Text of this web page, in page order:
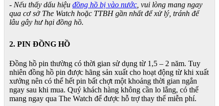
- Nếu thấy dấu hiệu đồng hồ bị vào nước , vui lòng mang ngay
qua cơ sở The Watch hoặc TTBH gần nhất để xử lý, tránh để
lâu gây hư hại đồng hồ.
2. PIN ĐỒNG HỒ
Đồng hồ pin thường có thời gian sử dụng từ 1,5 – 2 năm. Tuy
nhiên đồng hồ pin được hãng sản xuất cho hoạt động từ khi xuất
xưởng nên có thể hết pin bất chợt một khoảng thời gian ngắn
ngay sau khi mua. Quý khách hàng không cần lo lắng, có thể
mang ngay qua The Watch để được hỗ trợ thay thế miễn phí.